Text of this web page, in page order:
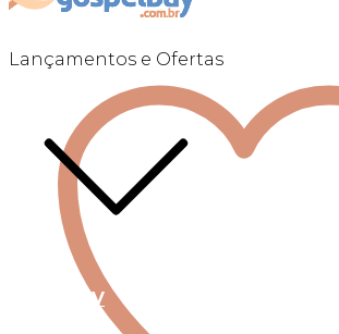
Lançamentos e Ofertas
Linha +QV